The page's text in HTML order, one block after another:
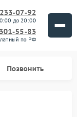
07-92
до 20:00
55-83
по РФ
Позвонить